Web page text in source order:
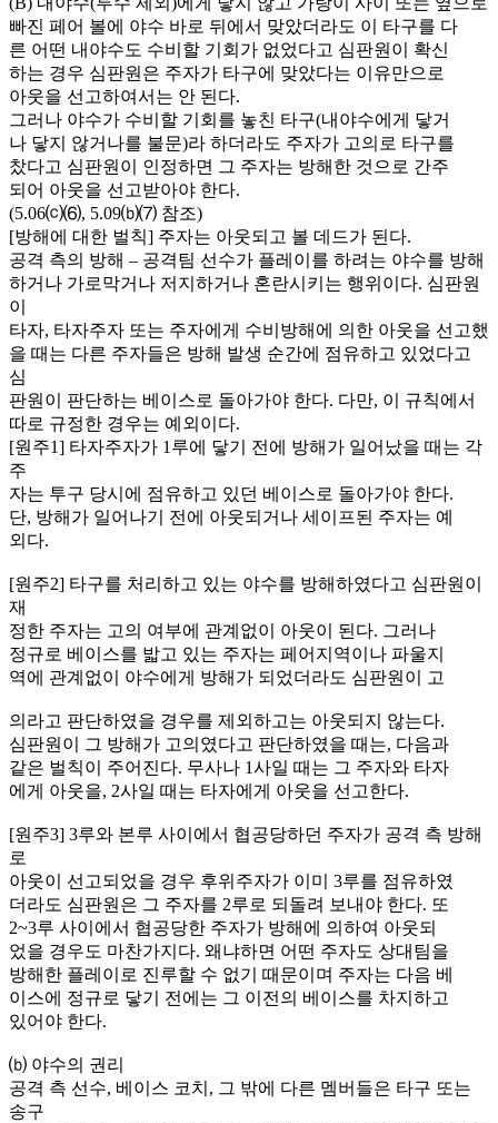
빠진 페어 볼에 야수 바로 뒤에서 맞았더라도 이 타구를 다
른 어떤 내야수도 수비할 기회가 없었다고 심판원이 확신
하는 경우 심판원은 주자가 타구에 맞았다는 이유만으로
아웃을 선고하여서는 안 된다.
그러나 야수가 수비할 기회를 놓친 타구(내야수에게 닿거
나 닿지 않거나를 불문)라 하더라도 주자가 고의로 타구를
찼다고 심판원이 인정하면 그 주자는 방해한 것으로 간주
되어 아웃을 선고받아야 한다.
(5.06⒞⑹, 5.09⒝⑺ 참조)
[방해에 대한 벌칙] 주자는 아웃되고 볼 데드가 된다.
공격 측의 방해 – 공격팀 선수가 플레이를 하려는 야수를 방해
하거나 가로막거나 저지하거나 혼란시키는 행위이다. 심판원
이
타자, 타자주자 또는 주자에게 수비방해에 의한 아웃을 선고했
을 때는 다른 주자들은 방해 발생 순간에 점유하고 있었다고
심
판원이 판단하는 베이스로 돌아가야 한다. 다만, 이 규칙에서
따로 규정한 경우는 예외이다.
[원주1] 타자주자가 1루에 닿기 전에 방해가 일어났을 때는 각
주
자는 투구 당시에 점유하고 있던 베이스로 돌아가야 한다.
단, 방해가 일어나기 전에 아웃되거나 세이프된 주자는 예
외다.
[원주2] 타구를 처리하고 있는 야수를 방해하였다고 심판원이
재
정한 주자는 고의 여부에 관계없이 아웃이 된다. 그러나
정규로 베이스를 밟고 있는 주자는 페어지역이나 파울지
역에 관계없이 야수에게 방해가 되었더라도 심판원이 고
의라고 판단하였을 경우를 제외하고는 아웃되지 않는다.
심판원이 그 방해가 고의였다고 판단하였을 때는, 다음과
같은 벌칙이 주어진다. 무사나 1사일 때는 그 주자와 타자
에게 아웃을, 2사일 때는 타자에게 아웃을 선고한다.
[원주3] 3루와 본루 사이에서 협공당하던 주자가 공격 측 방해
로
아웃이 선고되었을 경우 후위주자가 이미 3루를 점유하였
더라도 심판원은 그 주자를 2루로 되돌려 보내야 한다. 또
2~3루 사이에서 협공당한 주자가 방해에 의하여 아웃되
었을 경우도 마찬가지다. 왜냐하면 어떤 주자도 상대팀을
방해한 플레이로 진루할 수 없기 때문이며 주자는 다음 베
이스에 정규로 닿기 전에는 그 이전의 베이스를 차지하고
있어야 한다.
⒝ 야수의 권리
공격 측 선수, 베이스 코치, 그 밖에 다른 멤버들은 타구 또는
송구